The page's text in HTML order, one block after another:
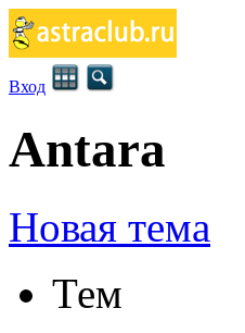
Вход
Antara
Новая тема
Тем